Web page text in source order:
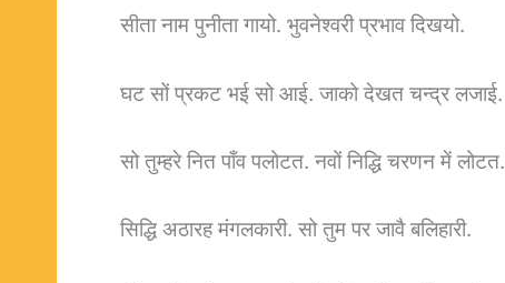
सीता नाम पुनीता गायो. भुवनेश्वरी प्रभाव दिखयो.
घट सों प्रकट भई सो आई. जाको देखत चन्द्र लजाई.
सो तुम्हरे नित पाँव पलोटत. नवों निद्धि चरणन में लोटत.
सिद्धि अठारह मंगलकारी. सो तुम पर जावै बलिहारी.